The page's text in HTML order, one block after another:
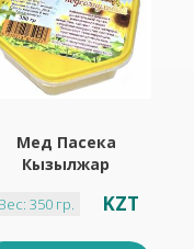
Мед Пасека
Кызылжар
Вес: 350 гр. KZT